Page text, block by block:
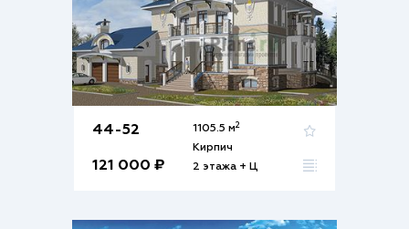
44-52
121 000 ₽
1105.5 м2
Кирпич
2 этажа + Ц